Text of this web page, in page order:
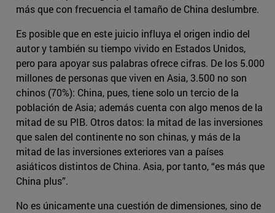
más que con frecuencia el tamaño de China deslumbre.
Es posible que en este juicio influya el origen indio del
autor y también su tiempo vivido en Estados Unidos,
pero para apoyar sus palabras ofrece cifras. De los 5.000
millones de personas que viven en Asia, 3.500 no son
chinos (70%): China, pues, tiene solo un tercio de la
población de Asia; además cuenta con algo menos de la
mitad de su PIB. Otros datos: la mitad de las inversiones
que salen del continente no son chinas, y más de la
mitad de las inversiones exteriores van a países
asiáticos distintos de China. Asia, por tanto, “es más que
China plus”.
No es únicamente una cuestión de dimensiones, sino de